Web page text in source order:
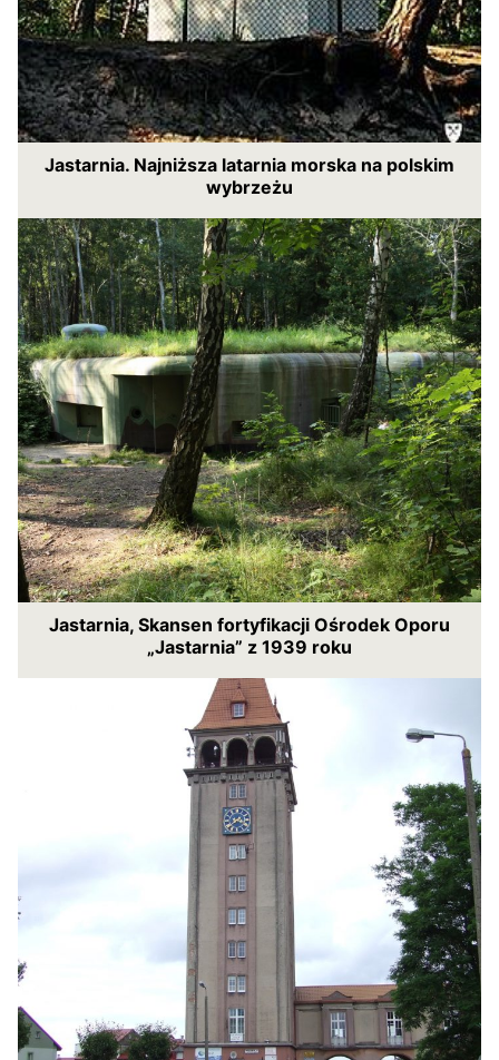
Jastarnia. Najniższa latarnia morska na polskim
wybrzeżu
Jastarnia, Skansen fortyfikacji Ośrodek Oporu
„Jastarnia” z 1939 roku